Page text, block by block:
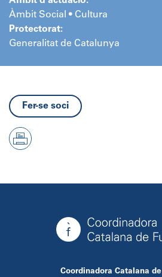
Àmbit Social • Cultura
Protectorat:
Generalitat de Catalunya
Fer-se soci
Coordinadora Catalana